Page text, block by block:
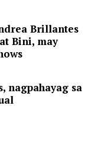
Brillantes
Bini, may
nagpahayag sa